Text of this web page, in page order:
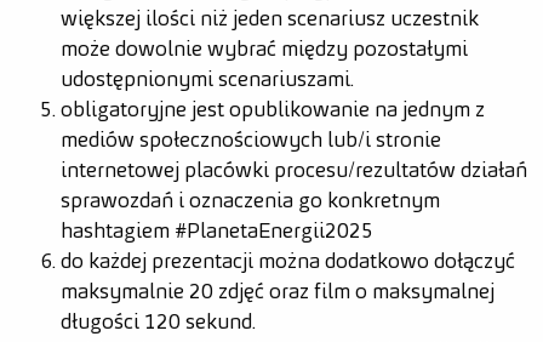
większej ilości niż jeden scenariusz uczestnik
może dowolnie wybrać między pozostałymi
udostępnionymi scenariuszami.
obligatoryjne jest opublikowanie na jednym z
mediów społecznościowych lub/i stronie
internetowej placówki procesu/rezultatów działań
sprawozdań i oznaczenia go konkretnym
hashtagiem #PlanetaEnergii2025
do każdej prezentacji można dodatkowo dołączyć
maksymalnie 20 zdjęć oraz film o maksymalnej
długości 120 sekund.